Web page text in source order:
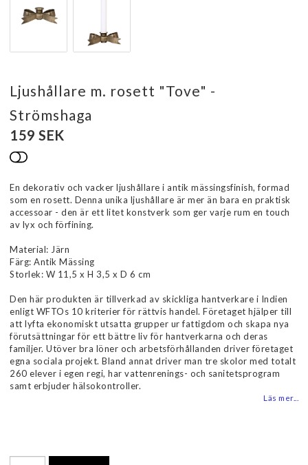
Ljushållare m. rosett "Tove" -
Strömshaga
159 SEK
Lägg till i favoritlistan
En dekorativ och vacker ljushållare i antik mässingsfinish, formad
som en rosett. Denna unika ljushållare är mer än bara en praktisk
accessoar - den är ett litet konstverk som ger varje rum en touch
av lyx och förfining.
Material: Järn
Färg: Antik Mässing
Storlek: W 11,5 x H 3,5 x D 6 cm
Den här produkten är tillverkad av skickliga hantverkare i Indien
enligt WFTOs 10 kriterier för rättvis handel. Företaget hjälper till
att lyfta ekonomiskt utsatta grupper ur fattigdom och skapa nya
förutsättningar för ett bättre liv för hantverkarna och deras
familjer. Utöver bra löner och arbetsförhållanden driver företaget
egna sociala projekt. Bland annat driver man tre skolor med totalt
260 elever i egen regi, har vattenrenings- och sanitetsprogram
samt erbjuder hälsokontroller.
Läs mer...